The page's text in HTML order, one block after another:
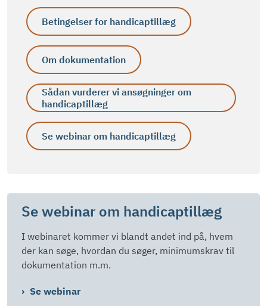
Betingelser for handicaptillæg
Om dokumentation
Sådan vurderer vi ansøgninger om
handicaptillæg
Se webinar om handicaptillæg
Se webinar om handicaptillæg
I webinaret kommer vi blandt andet ind på, hvem
der kan søge, hvordan du søger, minimumskrav til
dokumentation m.m.
Se webinar